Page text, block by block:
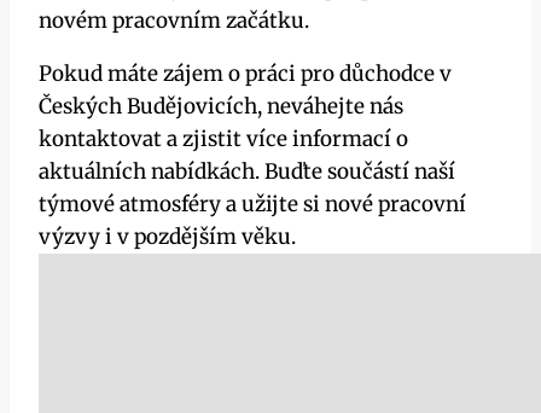
novém pracovním začátku.
Pokud máte zájem o práci pro důchodce v
Českých Budějovicích, neváhejte nás
kontaktovat a zjistit více informací o
aktuálních nabídkách. Buďte součástí naší
týmové atmosféry a užijte si nové pracovní
výzvy i v pozdějším věku.